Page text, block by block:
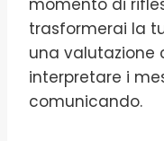
momento di
trasformerai la
una valutazione
interpretare i
comunicando.